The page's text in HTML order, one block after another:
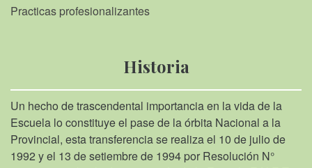
Practicas profesionalizantes
Historia
Un hecho de trascendental importancia en la vida de la
Escuela lo constituye el pase de la órbita Nacional a la
Provincial, esta transferencia se realiza el 10 de julio de
1992 y el 13 de setiembre de 1994 por Resolución N°